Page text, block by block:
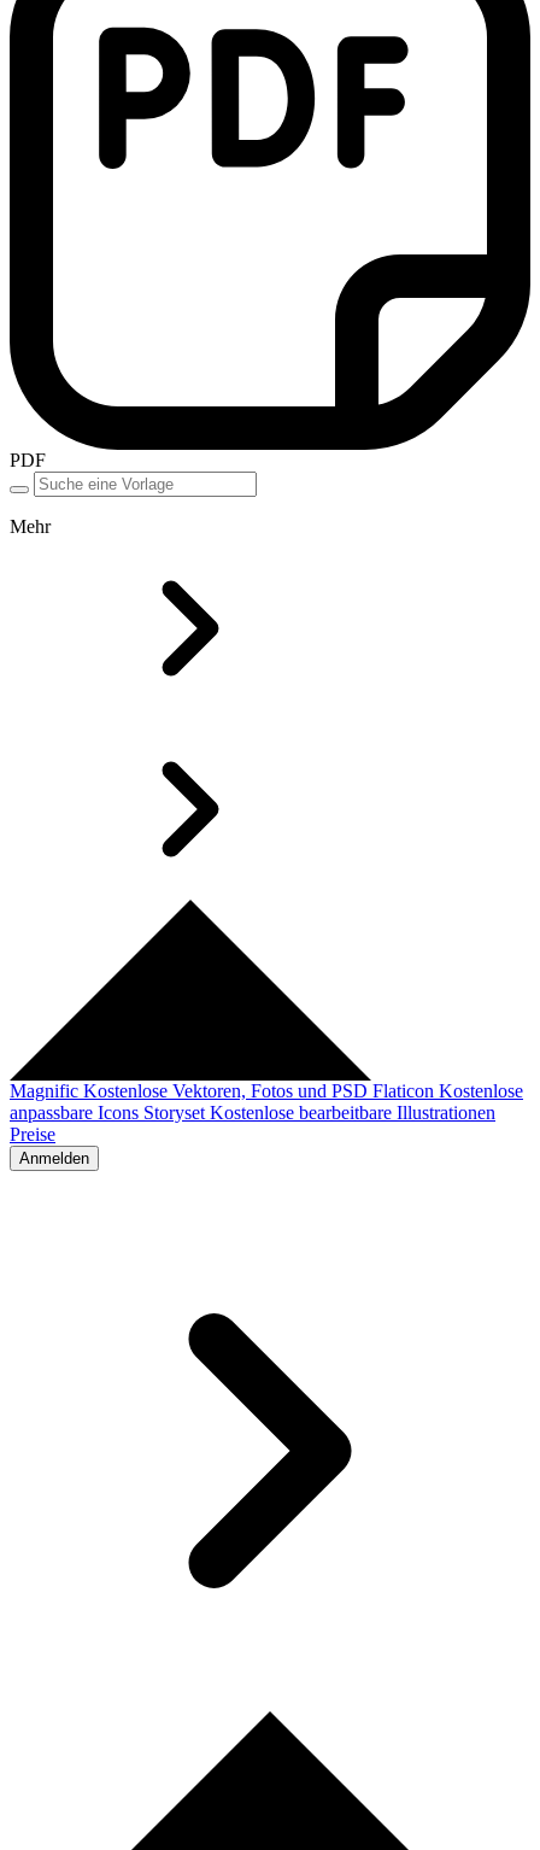
PDF
Mehr
Magnific Kostenlose Vektoren, Fotos und PSD Flaticon Kostenlose
anpassbare Icons Storyset Kostenlose bearbeitbare Illustrationen
Preise
Anmelden